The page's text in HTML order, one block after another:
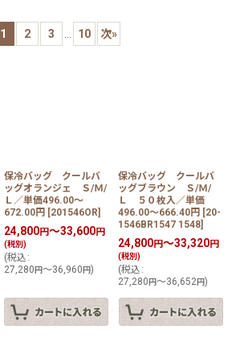
1 2 3 10 次»
保冷バッグ クールバ
ッグオランジェ Ｓ/Ｍ/
Ｌ／単価496.00〜
672.00円 [201546OR]
24,800円～33,600円
(税別)
(税込 :
27,280 円～36,960 円)
保冷バッグ クールバ
ッグブラウン Ｓ/Ｍ/
Ｌ ５０枚入／単価
496.00〜666.40円 [20-
1546BR1547 1548]
24,800円～33,320円
(税別)
(税込 :
27,280円～36,652円)